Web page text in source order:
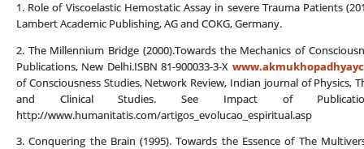
1. Role of Viscoelastic Hemostatic Assay in severe Trauma Patients
Lambert Academic Publishing, AG and COKG, Germany.
2. The Millennium Bridge (2000).Towards the Mechanics of
Publications, New Delhi.ISBN 81-900033-3-X
of Consciousness Studies, Network Review, Indian journal of Physics,
and Clinical Studies. See Impact of
http://www.humanitatis.com/artigos_evolucao_espiritual.asp
3. Conquering the Brain (1995). Towards the Essence of The